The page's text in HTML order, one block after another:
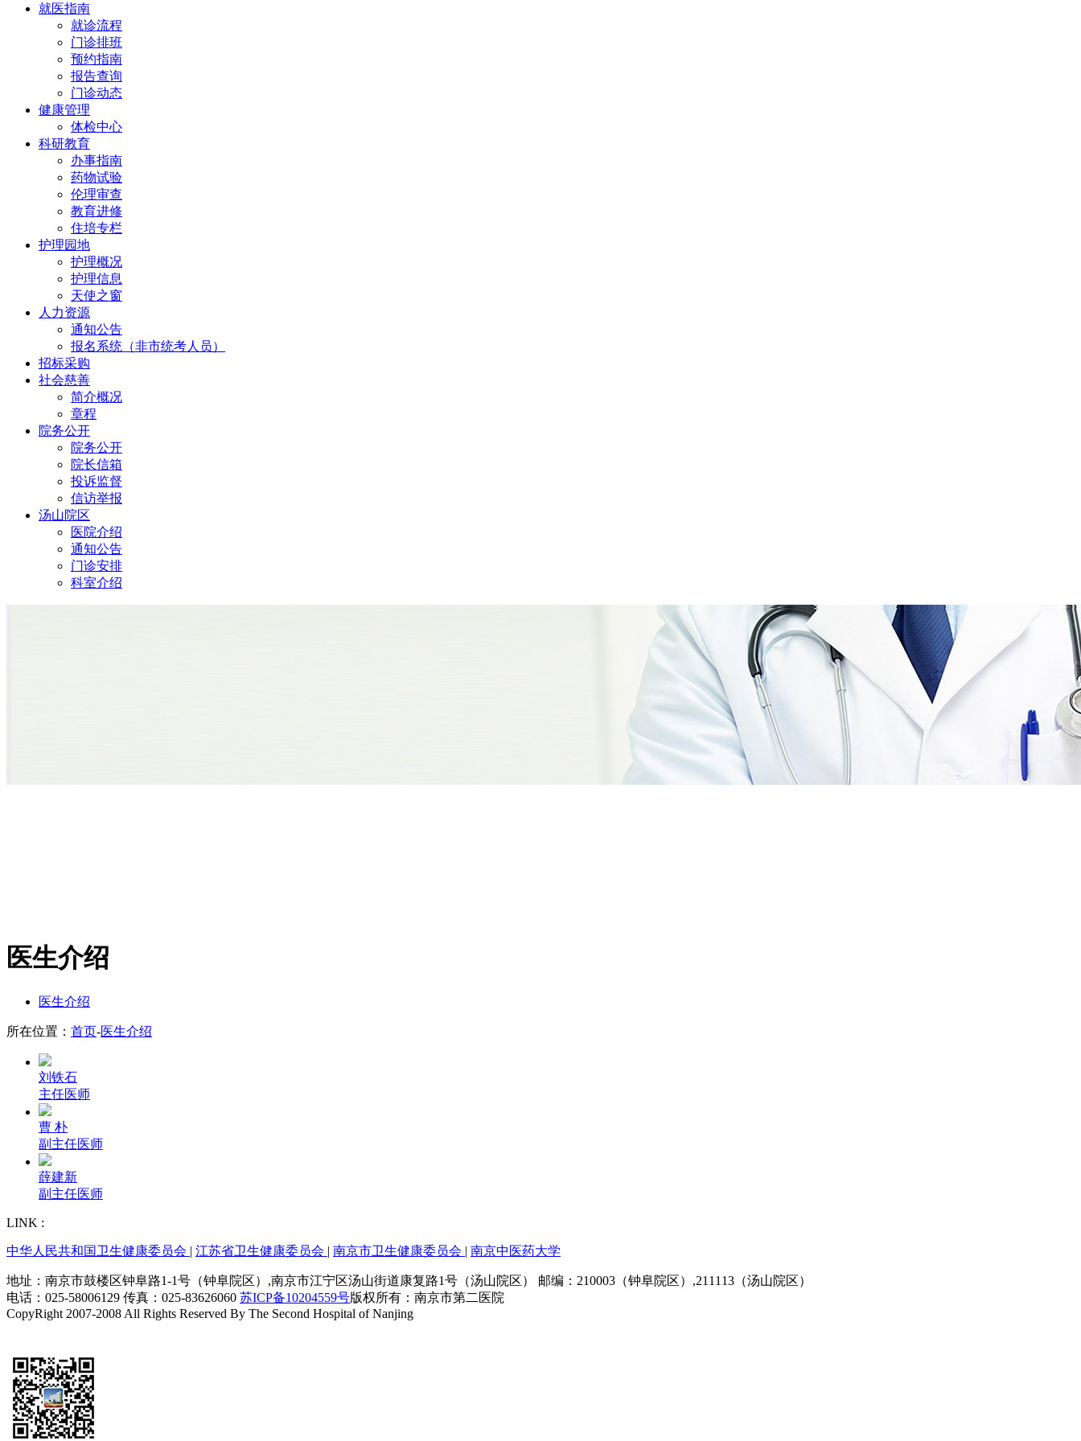
就医指南
就诊流程
门诊排班
预约指南
报告查询
门诊动态
健康管理
体检中心
科研教育
办事指南
药物试验
伦理审查
教育进修
住培专栏
护理园地
护理概况
护理信息
天使之窗
人力资源
通知公告
报名系统（非市统考人员）
招标采购
社会慈善
简介概况
章程
院务公开
院务公开
院长信箱
投诉监督
信访举报
汤山院区
医院介绍
通知公告
门诊安排
科室介绍
医生介绍
医生介绍
所在位置： 首页-医生介绍
刘铁石
主任医师
曹 朴
副主任医师
薛建新
副主任医师
LINK :
中华人民共和国卫生健康委员会 | 江苏省卫生健康委员会 | 南京市卫生健康委员会 | 南京中医药大学
地址：南京市鼓楼区钟阜路1-1号（钟阜院区）,南京市江宁区汤山街道康复路1号（汤山院区） 邮编：210003（钟阜院区）,211113（汤山院区）
电话：025-58006129 传真：025-83626060 苏ICP备10204559号版权所有：南京市第二医院
CopyRight 2007-2008 All Rights Reserved By The Second Hospital of Nanjing